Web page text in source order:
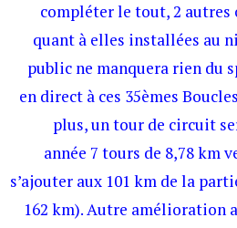
compléter le tout, 2 autres
quant à elles installées au
public ne manquera rien du
en direct à ces 35èmes
plus, un tour de circuit
année 7 tours de 8,78 km
s’ajouter aux 101 km de la
162 km). Autre amélioration